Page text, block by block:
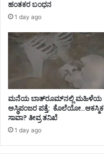
ಹಂತಕರ ಬಂಧನ
1 day ago
ಮನೆಯ ಬಾತ್‌ರೂಮ್‌ನಲ್ಲಿ ಮಹಿಳೆಯ
ಅಸ್ಥಿಪಂಜರ ಪತ್ತೆ: ಕೊಲೆಯೋ..ಆಕಸ್ಮಿಕ
ಸಾವಾ? ತೀವ್ರ ತನಿಖೆ
1 day ago